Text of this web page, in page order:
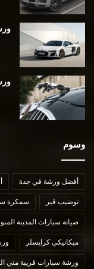
وسوم
أفضل ورشة في جدة
توضيب قير سمكرة
صيانة سيارات المدينة
ميكانيكي كرايسلر
ورشة سيارات قريبة مني